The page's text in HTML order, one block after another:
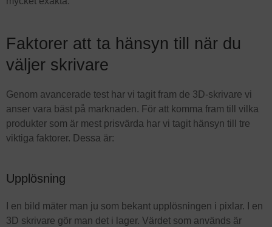
Faktorer att ta hänsyn till när du
väljer skrivare
Genom avancerade test har vi tagit fram de 3D-skrivare vi
anser vara bäst på marknaden. För att komma fram till vilka
produkter som är mest prisvärda har vi tagit hänsyn till tre
viktiga faktorer. Dessa är:
Upplösning
I en bild mäter man ju som bekant upplösningen i pixlar. I en
3D skrivare gör man det i lager. Värdet som används är